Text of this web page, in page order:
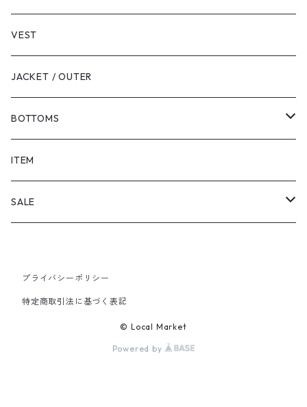
VEST
JACKET / OUTER
BOTTOMS
SHORTS
PANTS
ITEM
SALE
PANTS
プライバシーポリシー
特定商取引法に基づく表記
© Local Market
Powered by